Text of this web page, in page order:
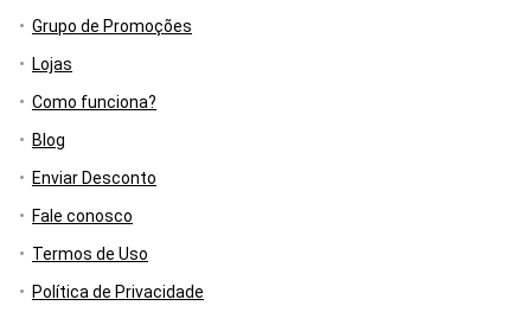
Grupo de Promoções
Lojas
Como funciona?
Blog
Enviar Desconto
Fale conosco
Termos de Uso
Política de Privacidade